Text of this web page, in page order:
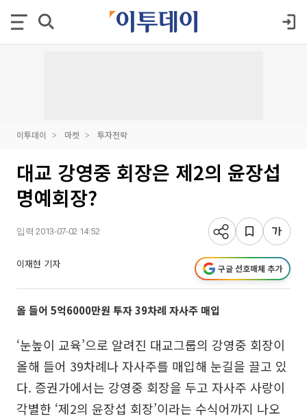
이투데이 마켓 투자전략
대교 강영중 회장은 제2의 윤장섭
명예회장?
입력 2013-07-02 14:52
이재현 기자 구글 선호매체 추가
올 들어 5억6000만원 투자 39차례 자사주 매입
‘눈높이 교육’으로 알려진 대교그룹의 강영중 회장이
올해 들어 39차례나 자사주를 매입해 눈길을 끌고 있
다. 증권가에서는 강영중 회장을 두고 자사주 사랑이
각별한 ‘제2의 윤장섭 회장’이라는 수식어까지 나오